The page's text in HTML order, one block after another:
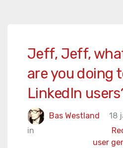
Jeff, Jeff,
are you doing
LinkedIn
Bas Westland
18
in
user